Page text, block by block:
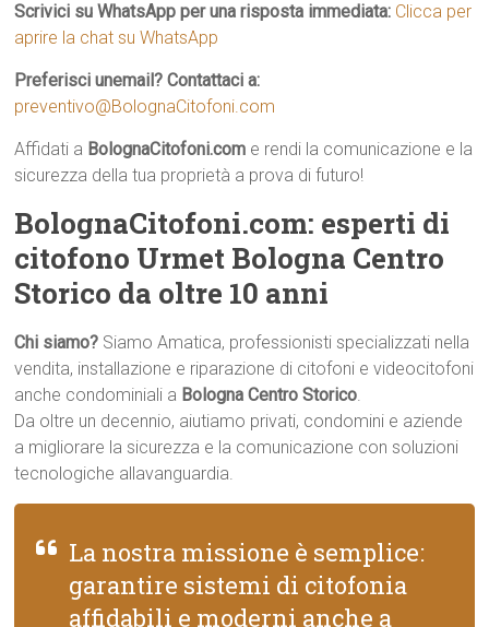
Scrivici su WhatsApp per una risposta immediata: Clicca per
aprire la chat su WhatsApp
Preferisci unemail? Contattaci a:
preventivo@BolognaCitofoni.com
Affidati a BolognaCitofoni.com e rendi la comunicazione e la
sicurezza della tua proprietà a prova di futuro!
BolognaCitofoni.com: esperti di
citofono Urmet Bologna Centro
Storico da oltre 10 anni
Chi siamo? Siamo Amatica, professionisti specializzati nella
vendita, installazione e riparazione di citofoni e videocitofoni
anche condominiali a Bologna Centro Storico.
Da oltre un decennio, aiutiamo privati, condomini e aziende
a migliorare la sicurezza e la comunicazione con soluzioni
tecnologiche allavanguardia.
La nostra missione è semplice:
garantire sistemi di citofonia
affidabili e moderni anche a